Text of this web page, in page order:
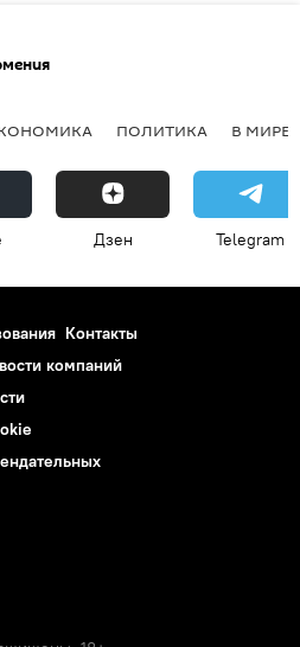
ПОЛИТИКА В МИРЕ
Дзен Telegram
Контакты
компаний